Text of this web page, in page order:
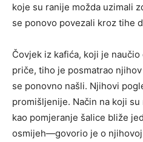
koje su ranije možda uzimali
se ponovo povezali kroz tihe
Čovjek iz kafića, koji je
priče, tiho je posmatrao
se ponovno našli. Njihovi
promišljenije. Način na koji
kao pomjeranje šalice bliže
osmijeh—govorio je o